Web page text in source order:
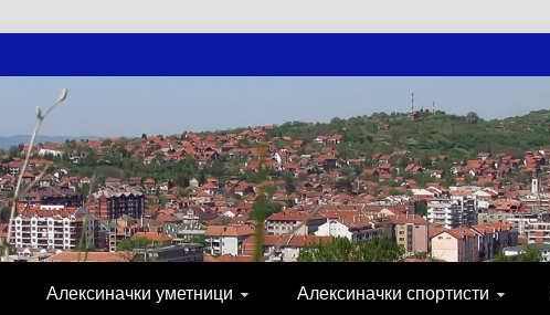
НОВОСТИ
СПОРТ, ПОСЛОВНИ ИМЕНИК,
Алексиначки уметници Алексиначки спортисти